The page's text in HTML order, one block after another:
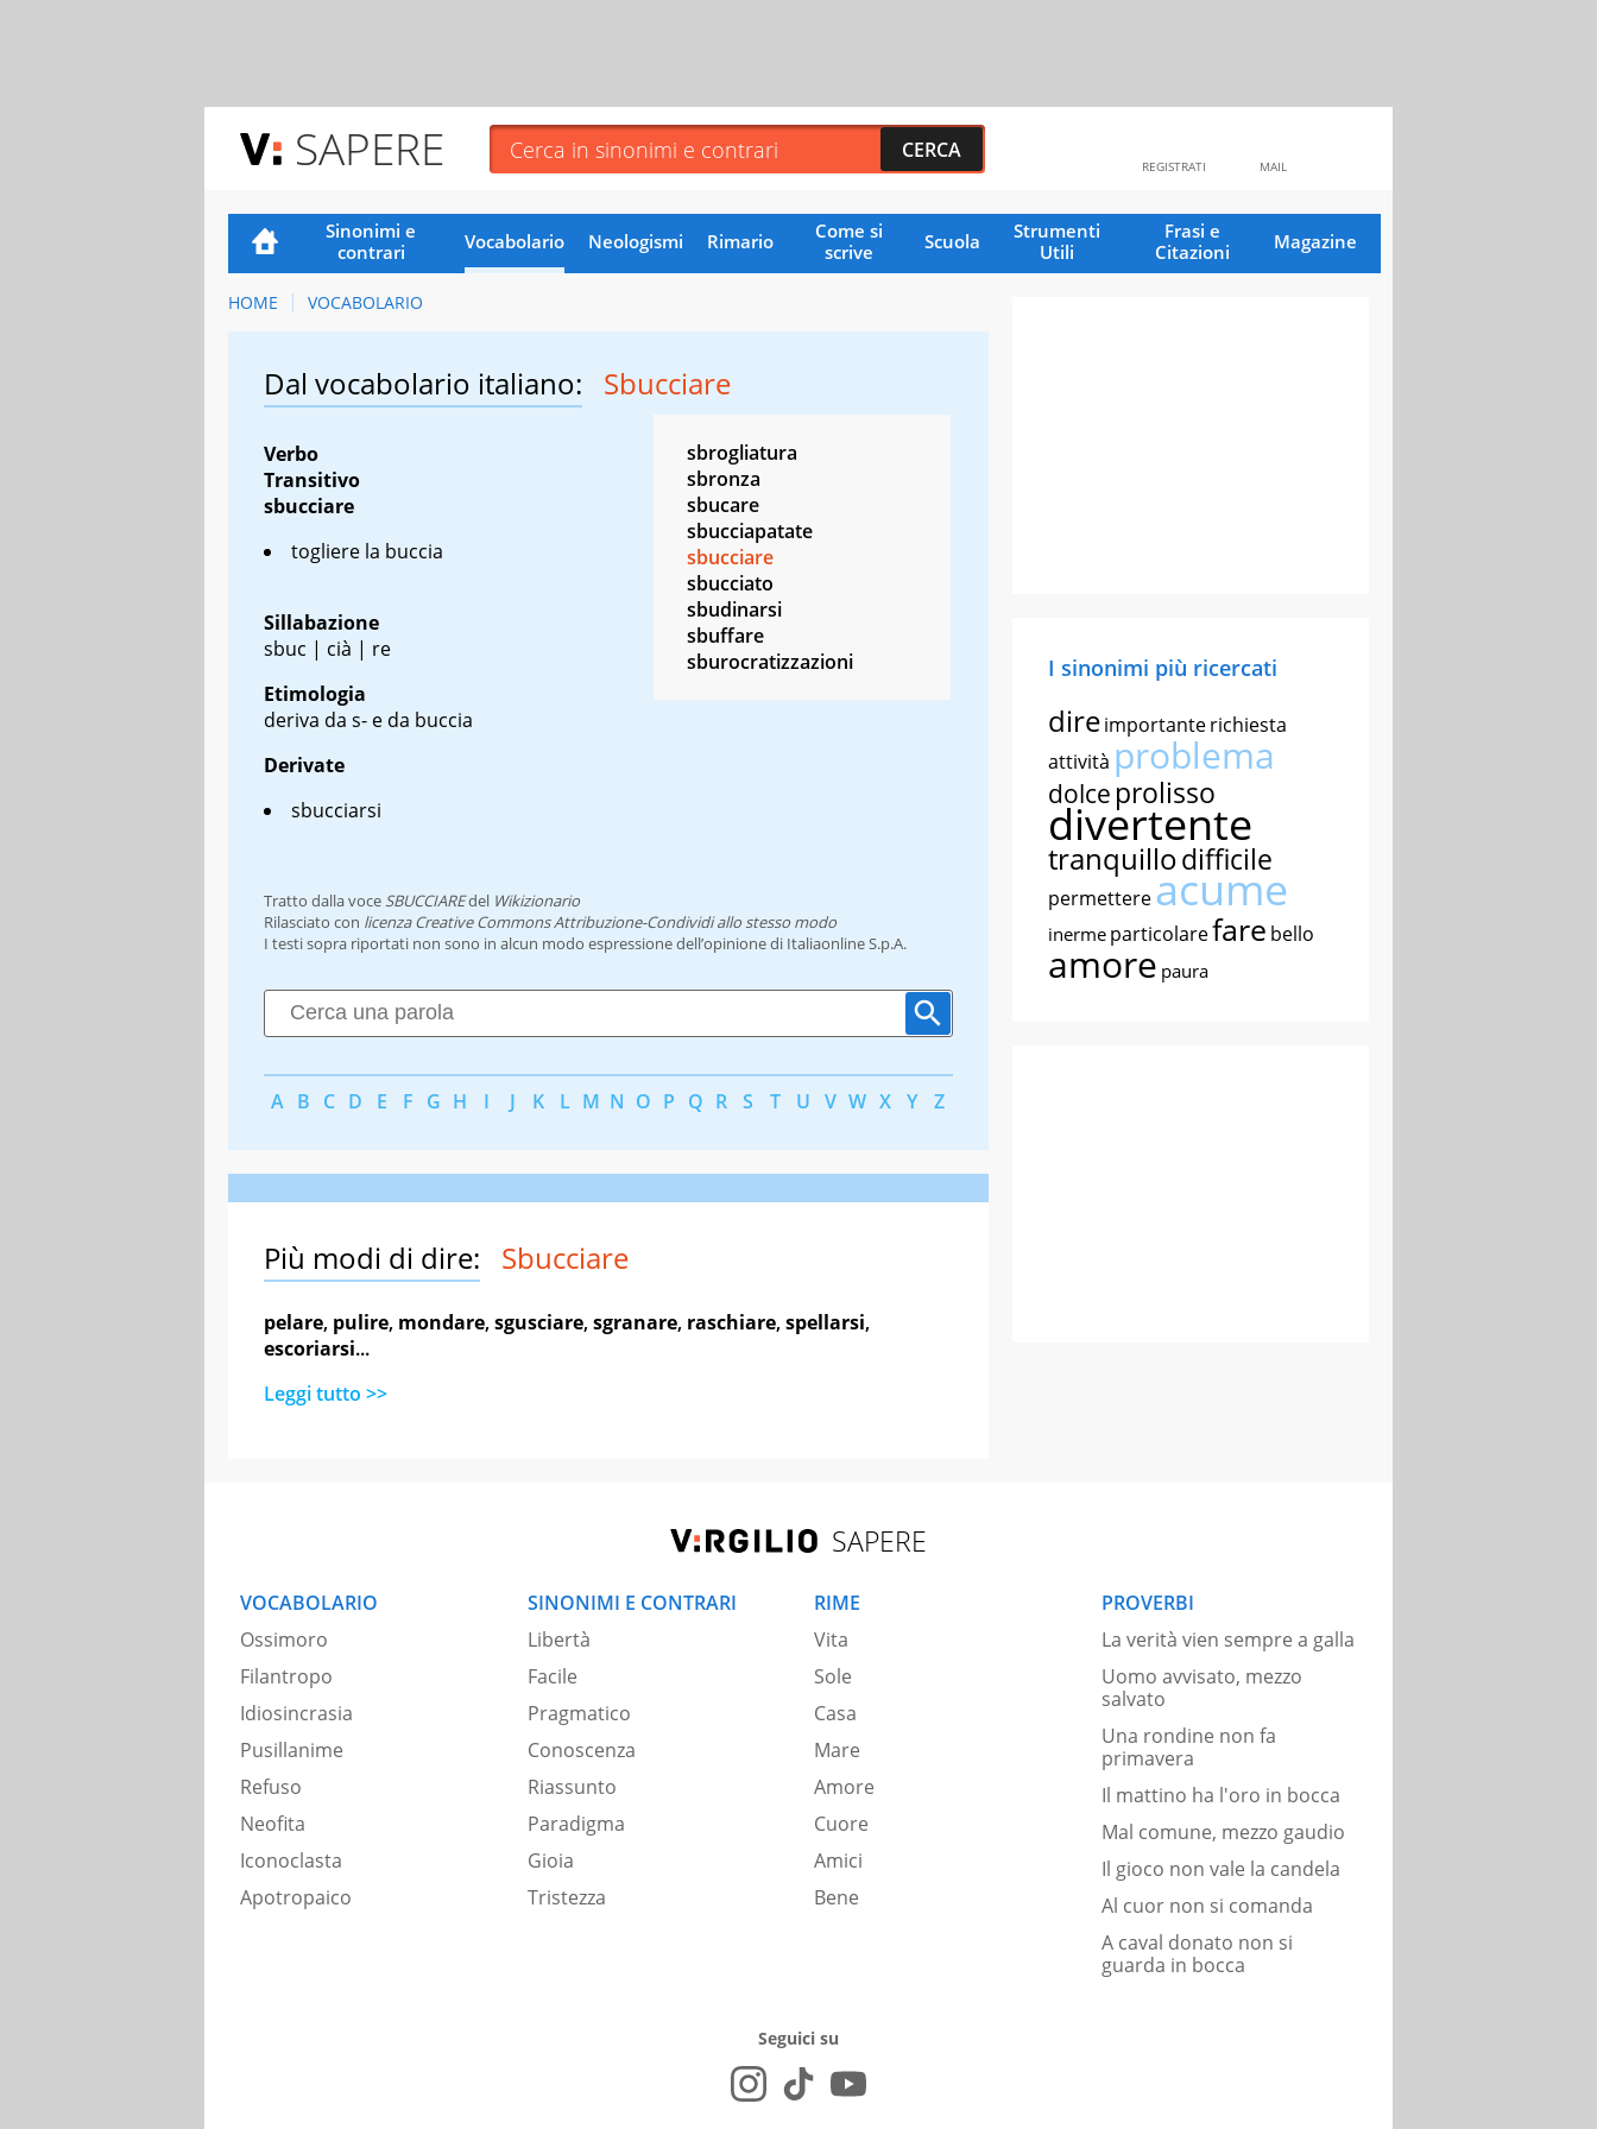
SAPERE MAIL
REGISTRATI
Sinonimi e
contrari
Vocabolario Neologismi Rimario
Come si
scrive
Scuola
Strumenti
Utili
Frasi e
Citazioni
Magazine
HOME VOCABOLARIO
Dal vocabolario italiano: Sbucciare
Verbo
Transitivo
sbucciare
togliere la buccia
Sillabazione
sbuc | cià | re
Etimologia
deriva da s- e da buccia
Derivate
sbucciarsi
sbrogliatura
sbronza
sbucare
sbucciapatate
sbucciare
sbucciato
sbudinarsi
sbuffare
sburocratizzazioni
Tratto dalla voce SBUCCIAREdel Wikizionario
Rilasciato con licenza Creative Commons Attribuzione-Condividi allo stesso modo
I testi sopra riportati non sono in alcun modo espressione dell’opinione di Italiaonline S.p.A.
A B C D E F G H I J K L M N O P Q R S T U V W X Y Z
Più modi di dire: Sbucciare
pelare, pulire, mondare,sgusciare,sgranare, raschiare,spellarsi,
escoriarsi...
Leggi tutto >>
I sinonimi più ricercati
direimportanterichiesta
attività problema
dolce prolisso
divertente
tranquillodifficile
permettereacume
inerme particolarefare bello
amore paura
SAPERE
VOCABOLARIO
Ossimoro
Filantropo
Idiosincrasia
Pusillanime
Refuso
Neofita
Iconoclasta
Apotropaico
SINONIMI E CONTRARI
Libertà
Facile
Pragmatico
Conoscenza
Riassunto
Paradigma
Gioia
Tristezza
RIME
Vita
Sole
Casa
Mare
Amore
Cuore
Amici
Bene
PROVERBI
La verità vien sempre a galla
Uomo avvisato, mezzo
salvato
Una rondine non fa
primavera
Il mattino ha l'oro in bocca
Mal comune, mezzo gaudio
Il gioco non vale la candela
Al cuor non si comanda
A caval donato non si
guarda in bocca
Seguici su